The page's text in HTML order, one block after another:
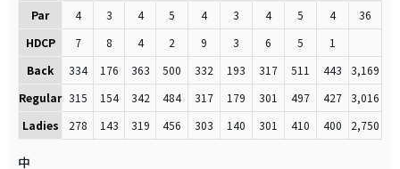
Par
4 3 4 5 4 3 4 5 4
36
HDCP
7 8 4 2 9 3 6 5
1
Back
334 176 363 500 332 193 317 511 443
3,169
Regular 315 154 342 484 317 179 301 497 427 3,016
Ladies
278 143 319 456 303 140 301 410 400 2,750
中